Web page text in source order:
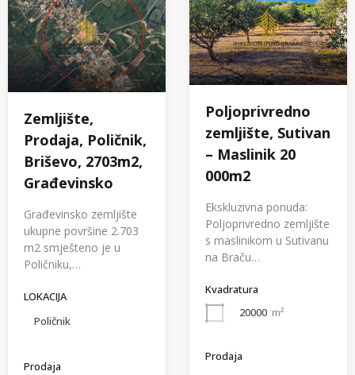
Zemljište,
Prodaja, Poličnik,
Briševo, 2703m2,
Građevinsko
Građevinsko zemljište
ukupne površine 2.703
m2 smješteno je u
Poličniku,…
LOKACIJA
Poličnik
Prodaja
Poljoprivredno
zemljište, Sutivan
– Maslinik 20
000m2
Ekskluzivna ponuda:
Poljoprivredno zemljište
s maslinikom u Sutivanu
na Braču…
Kvadratura
20000 m²
Prodaja